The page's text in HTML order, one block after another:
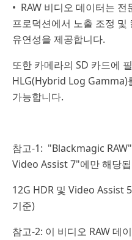
• RAW 비디오 데이터는
프로덕션에서 노출 조정 및
유연성을 제공합니다.
또한 카메라의 SD 카드에
HLG(Hybrid Log Gamma)
가능합니다.
참고-1: "Blackmagic
Video Assist 7"에만 해당
12G HDR 및 Video Assist
기준)
참고-2: 이 비디오 RAW 데